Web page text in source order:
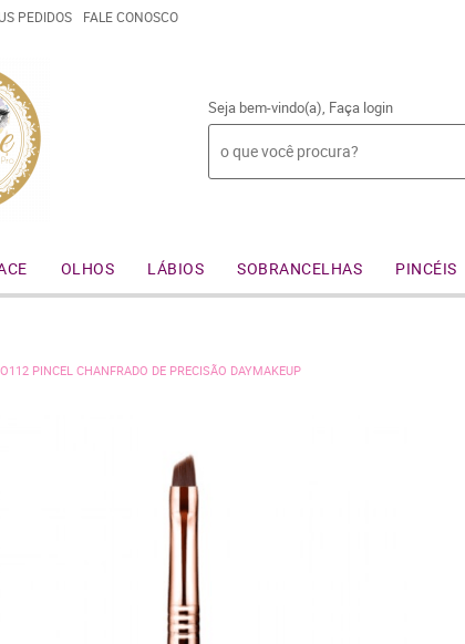
PEDIDOS FALE CONOSCO
Seja bem-vindo(a), Faça login
OLHOS LÁBIOS SOBRANCELHAS PINCÉIS
O112 PINCEL CHANFRADO DE PRECISÃO DAYMAKEUP